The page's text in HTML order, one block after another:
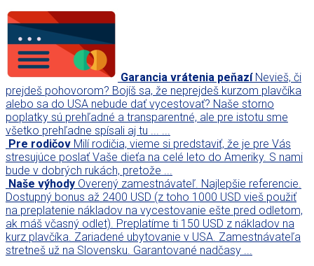
Garancia vrátenia peňazíNevieš, či
prejdeš pohovorom? Bojíš sa, že neprejdeš kurzom plavčíka
alebo sa do USA nebude dať vycestovať? Naše storno
poplatky sú prehľadné a transparentné, ale pre istotu sme
všetko prehľadne spísali aj tu ... ...
Pre rodičov Milí rodičia, vieme si predstaviť, že je pre Vás
stresujúce poslať Vaše dieťa na celé leto do Ameriky. S nami
bude v dobrých rukách, pretože ...
Naše výhody Overený zamestnávateľ. Najlepšie referencie.
Dostupný bonus až 2400 USD (z toho 1000 USD vieš použiť
na preplatenie nákladov na vycestovanie ešte pred odletom,
ak máš včasný odlet). Preplatíme ti 150 USD z nákladov na
kurz plavčíka. Zariadené ubytovanie v USA. Zamestnávateľa
stretneš už na Slovensku. Garantované nadčasy ...